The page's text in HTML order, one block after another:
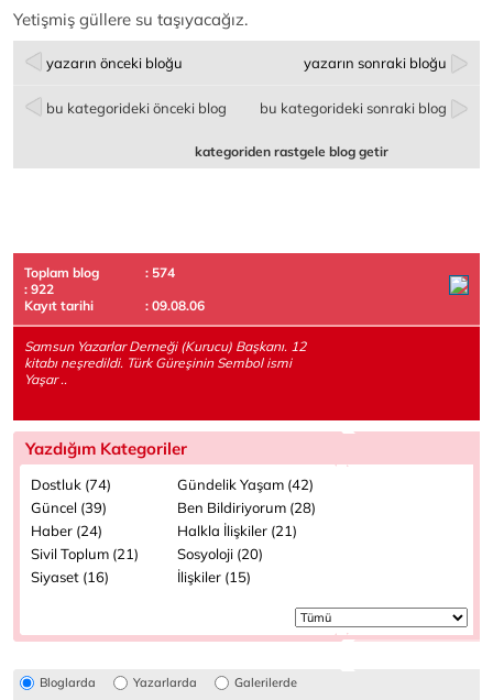
Yetişmiş güllere su taşıyacağız.
yazarın önceki bloğu yazarın sonraki bloğu
bu kategorideki önceki blog bu kategorideki sonraki blog
kategoriden rastgele blog getir
Toplam blog
: 574
: 922
Kayıt tarihi
: 09.08.06
Samsun Yazarlar Derneği (Kurucu) Başkanı. 12
kitabı neşredildi. Türk Güreşinin Sembol ismi
Yaşar ..
Yazdığım Kategoriler
Dostluk (74)
Gündelik Yaşam (42)
Güncel (39)
Ben Bildiriyorum (28)
Haber (24)
Halkla İlişkiler (21)
Sivil Toplum (21)
Sosyoloji (20)
Siyaset (16)
İlişkiler (15)
Bloglarda Yazarlarda Galerilerde